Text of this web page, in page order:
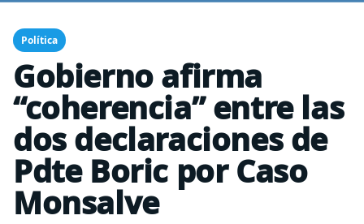
Política
Gobierno afirma
“coherencia” entre las
dos declaraciones de
Pdte Boric por Caso
Monsalve